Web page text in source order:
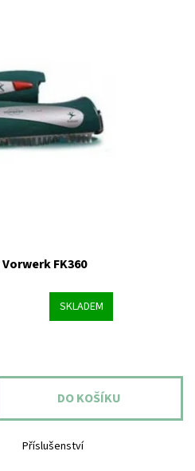
FK360
SKLADEM
Příslušenství